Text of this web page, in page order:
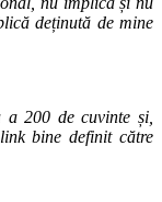
deținută de mine
200 de cuvinte și,
bine definit către